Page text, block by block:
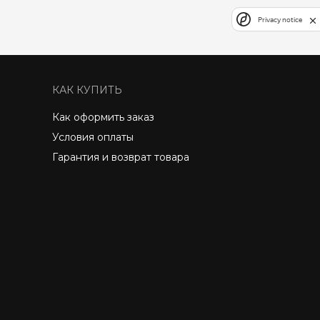
КАК КУПИТЬ
Как оформить заказ
Условия оплаты
Гарантия и возврат товара
Privacy notice